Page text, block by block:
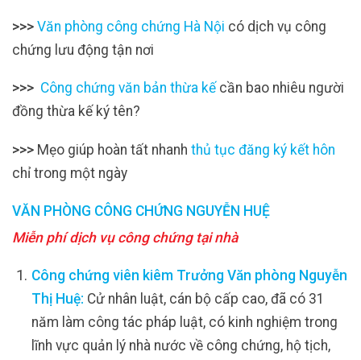
>>> Văn phòng công chứng Hà Nội có dịch vụ công
chứng lưu động tận nơi
>>> Công chứng văn bản thừa kế cần bao nhiêu người
đồng thừa kế ký tên?
>>> Mẹo giúp hoàn tất nhanh thủ tục đăng ký kết hôn
chỉ trong một ngày
VĂN PHÒNG CÔNG CHỨNG NGUYỄN HUỆ
Miễn phí dịch vụ công chứng tại nhà
Công chứng viên kiêm Trưởng Văn phòng Nguyễn
Thị Huệ: Cử nhân luật, cán bộ cấp cao, đã có 31
năm làm công tác pháp luật, có kinh nghiệm trong
lĩnh vực quản lý nhà nước về công chứng, hộ tịch,